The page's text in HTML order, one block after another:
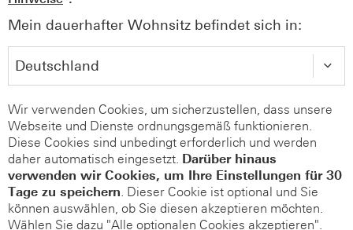
Mein dauerhafter Wohnsitz befindet sich in:
Wir verwenden Cookies, um sicherzustellen, dass unsere
Webseite und Dienste ordnungsgemäß funktionieren.
Diese Cookies sind unbedingt erforderlich und werden
daher automatisch eingesetzt. Darüber hinaus
verwenden wir Cookies, um Ihre Einstellungen für 30
Tage zu speichern. Dieser Cookie ist optional und Sie
können auswählen, ob Sie diesen akzeptieren möchten.
Wählen Sie dazu "Alle optionalen Cookies akzeptieren".